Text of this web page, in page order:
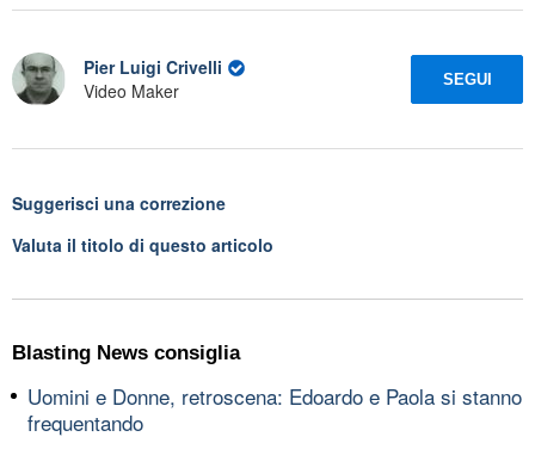
Pier Luigi Crivelli
Video Maker
SEGUI
Suggerisci una correzione
Valuta il titolo di questo articolo
Blasting News consiglia
Uomini e Donne, retroscena: Edoardo e Paola si stanno
frequentando